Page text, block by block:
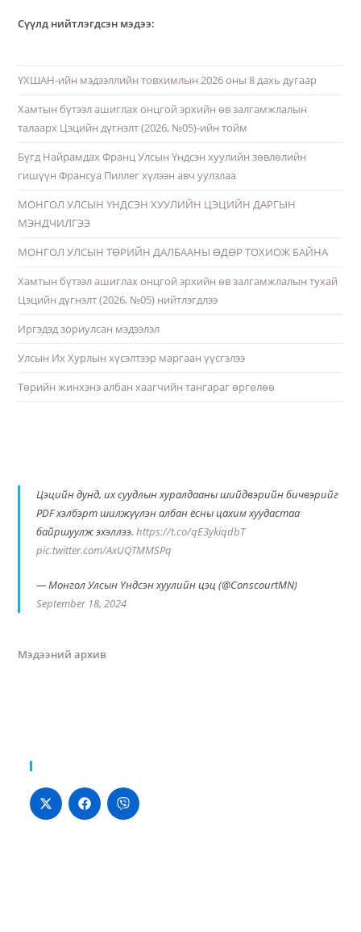
Сүүлд нийтлэгдсэн мэдээ:
ҮХШАН-ийн мэдээллийн товхимлын 2026 оны 8 дахь дугаар
Хамтын бүтээл ашиглах онцгой эрхийн өв залгамжлалын
талаарх Цэцийн дүгнэлт (2026, №05)-ийн тойм
Бүгд Найрамдах Франц Улсын Үндсэн хуулийн зөвлөлийн
гишүүн Франсуа Пиллег хүлээн авч уулзлаа
МОНГОЛ УЛСЫН ҮНДСЭН ХУУЛИЙН ЦЭЦИЙН ДАРГЫН
МЭНДЧИЛГЭЭ
МОНГОЛ УЛСЫН ТӨРИЙН ДАЛБААНЫ ӨДӨР ТОХИОЖ БАЙНА
Хамтын бүтээл ашиглах онцгой эрхийн өв залгамжлалын тухай
Цэцийн дүгнэлт (2026, №05) нийтлэгдлээ
Иргэдэд зориулсан мэдээлэл
Улсын Их Хурлын хүсэлтээр маргаан үүсгэлээ
Төрийн жинхэнэ албан хаагчийн тангараг өргөлөө
Цэцийн дунд, их суудлын хуралдааны шийдвэрийн бичвэрийг
PDF хэлбэрт шилжүүлэн албан ёсны цахим хуудастаа
байршуулж эхэллээ.https://t.co/qE3ykiqdbT
pic.twitter.com/AxUQTMMSPq
— Монгол Улсын Үндсэн хуулийн цэц (@ConscourtMN)
September 18, 2024
Мэдээний архив